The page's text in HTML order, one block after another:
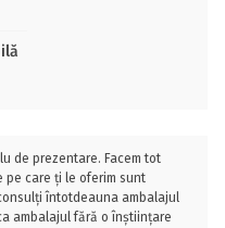
de prezentare. Facem tot
pe care ți le oferim sunt
întotdeauna ambalajul
ambalajul fără o înștiințare